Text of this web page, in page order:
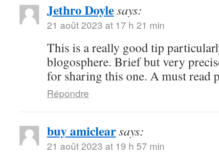
Jethro Doylesays:
21 août 2023 at 17 h 21 min
This is a really good tip
blogosphere. Brief but very
for sharing this one. A must read
Répondre
buy amiclearsays:
21 août 2023 at 19 h 57 min